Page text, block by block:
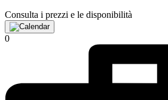
Consulta i prezzi e le disponibilità
0